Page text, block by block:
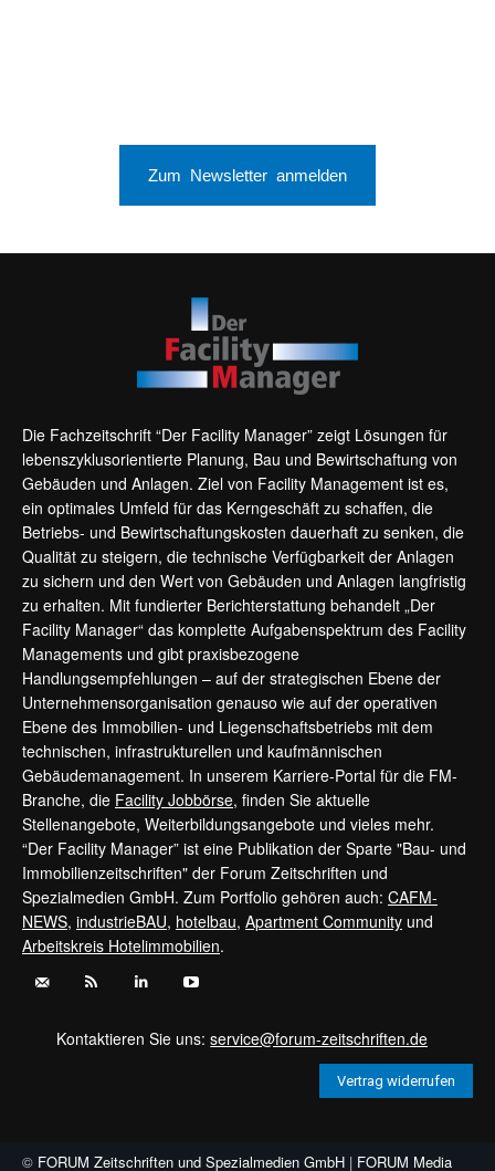
Zum Newsletter anmelden
Die Fachzeitschrift “Der Facility Manager” zeigt Lösungen für
lebenszyklusorientierte Planung, Bau und Bewirtschaftung von
Gebäuden und Anlagen. Ziel von Facility Management ist es,
ein optimales Umfeld für das Kerngeschäft zu schaffen, die
Betriebs- und Bewirtschaftungskosten dauerhaft zu senken, die
Qualität zu steigern, die technische Verfügbarkeit der Anlagen
zu sichern und den Wert von Gebäuden und Anlagen langfristig
zu erhalten. Mit fundierter Berichterstattung behandelt „Der
Facility Manager“ das komplette Aufgabenspektrum des Facility
Managements und gibt praxisbezogene
Handlungsempfehlungen – auf der strategischen Ebene der
Unternehmensorganisation genauso wie auf der operativen
Ebene des Immobilien- und Liegenschaftsbetriebs mit dem
technischen, infrastrukturellen und kaufmännischen
Gebäudemanagement. In unserem Karriere-Portal für die FM-
Branche, die Facility Jobbörse, finden Sie aktuelle
Stellenangebote, Weiterbildungsangebote und vieles mehr.
“Der Facility Manager” ist eine Publikation der Sparte "Bau- und
Immobilienzeitschriften" der Forum Zeitschriften und
Spezialmedien GmbH. Zum Portfolio gehören auch: CAFM-
NEWS, industrieBAU, hotelbau, Apartment Community und
Arbeitskreis Hotelimmobilien.
Kontaktieren Sie uns:service@forum-zeitschriften.de
Vertrag widerrufen
© FORUM Zeitschriften und Spezialmedien GmbH | FORUM Media